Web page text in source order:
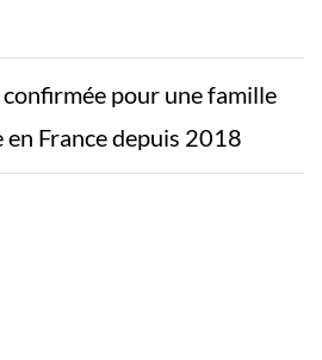
pour une famille
France depuis 2018